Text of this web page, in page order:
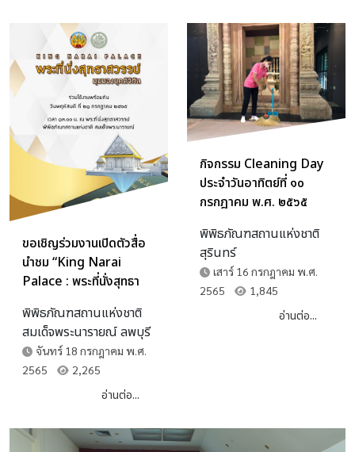
ยุคดิจิทัล"
ขอเชิญร่วมงานเปิดตัวสื่อ
นำชม “King Narai
Palace : พระที่นั่งสุทธา
พิพิธภัณฑสถานแห่งชาติ
สมเด็จพระนารายณ์ ลพบุรี
จันทร์ 18 กรกฎาคม พ.ศ.
2565
2,265
อ่านต่อ...
กิจกรรม Cleaning Day
ประจำวันอาทิตย์ที่ ๑๐
กรกฎาคม พ.ศ. ๒๕๖๕
พิพิธภัณฑสถานแห่งชาติ
สุรินทร์
เสาร์ 16 กรกฎาคม พ.ศ.
2565
1,845
อ่านต่อ...